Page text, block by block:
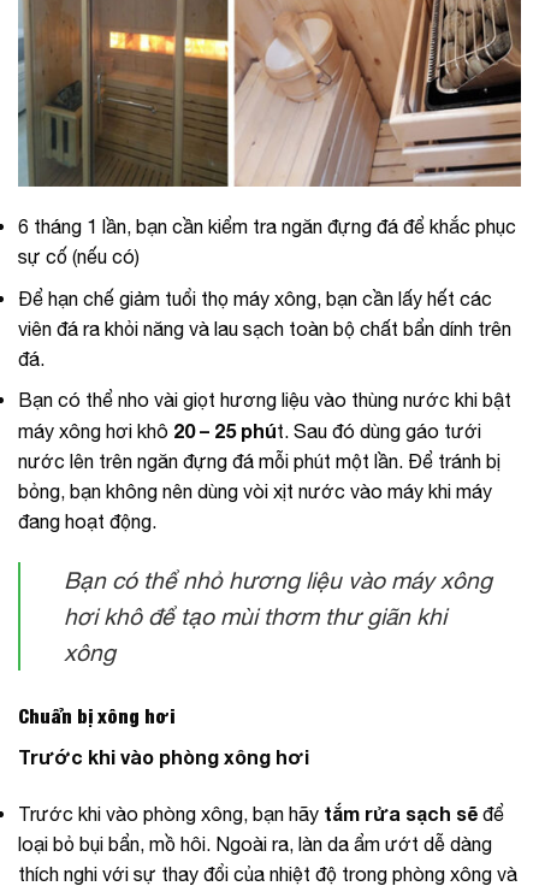
6 tháng 1 lần, bạn cần kiểm tra ngăn đựng đá để khắc phục
sự cố (nếu có)
Để hạn chế giảm tuổi thọ máy xông, bạn cần lấy hết các
viên đá ra khỏi năng và lau sạch toàn bộ chất bẩn dính trên
đá.
Bạn có thể nho vài giọt hương liệu vào thùng nước khi bật
máy xông hơi khô 20 – 25 phút. Sau đó dùng gáo tưới
nước lên trên ngăn đựng đá mỗi phút một lần. Để tránh bị
bỏng, bạn không nên dùng vòi xịt nước vào máy khi máy
đang hoạt động.
Bạn có thể nhỏ hương liệu vào máy xông
hơi khô để tạo mùi thơm thư giãn khi
xông
Chuẩn bị xông hơi
Trước khi vào phòng xông hơi
Trước khi vào phòng xông, bạn hãy tắm rửa sạch sẽ để
loại bỏ bụi bẩn, mồ hôi. Ngoài ra, làn da ẩm ướt dễ dàng
thích nghi với sự thay đổi của nhiệt độ trong phòng xông và